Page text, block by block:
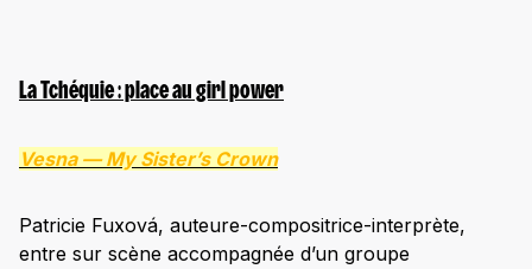
La Tchéquie : place au girl power
Vesna —My Sister’s Crown
Patricie Fuxová, auteure-compositrice-interprète,
entre sur scène accompagnée d’un groupe